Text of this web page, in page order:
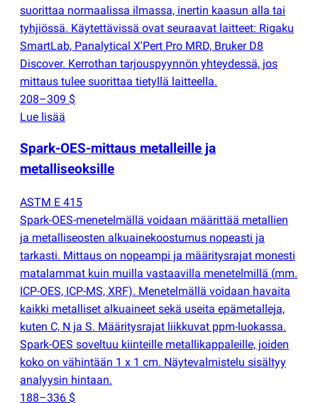
suorittaa normaalissa ilmassa, inertin kaasun alla tai
tyhjiössä. Käytettävissä ovat seuraavat laitteet: Rigaku
SmartLab, Panalytical X'Pert Pro MRD, Bruker D8
Discover. Kerrothan tarjouspyynnön yhteydessä, jos
mittaus tulee suorittaa tietyllä laitteella.
208–309 $
Lue lisää
Spark-OES-mittaus metalleille ja
metalliseoksille
ASTM E 415
Spark-OES-menetelmällä voidaan määrittää metallien
ja metalliseosten alkuainekoostumus nopeasti ja
tarkasti. Mittaus on nopeampi ja määritysrajat monesti
matalammat kuin muilla vastaavilla menetelmillä (mm.
ICP-OES, ICP-MS, XRF). Menetelmällä voidaan havaita
kaikki metalliset alkuaineet sekä useita epämetalleja,
kuten C, N ja S. Määritysrajat liikkuvat ppm-luokassa.
Spark-OES soveltuu kiinteille metallikappaleille, joiden
koko on vähintään 1 x 1 cm. Näytevalmistelu sisältyy
analyysin hintaan.
188–336 $